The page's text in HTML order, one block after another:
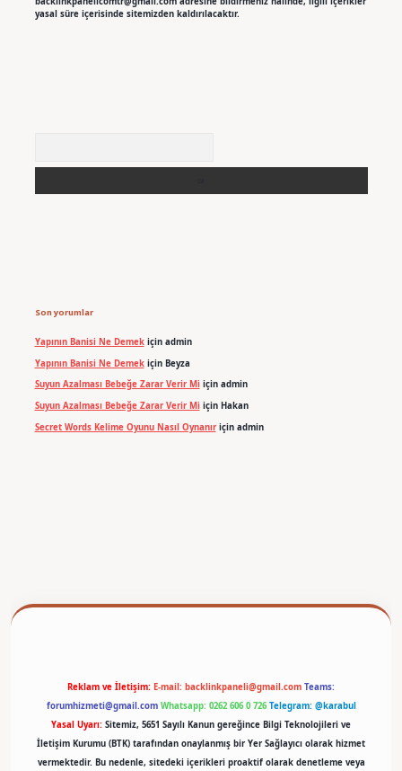
yasal süre içerisinde sitemizden kaldırılacaktır.
Son yorumlar
Yapının Banisi Ne Demekiçin admin
Yapının Banisi Ne Demekiçin Beyza
Suyun Azalması Bebeğe Zarar Verir Miiçin admin
Suyun Azalması Bebeğe Zarar Verir Miiçin Hakan
Secret Words Kelime Oyunu Nasıl Oynanıriçin admin
Reklam ve İletişim: E-mail: backlinkpaneli@gmail.com Teams:
forumhizmeti@gmail.com Whatsapp: 0262 606 0 726 Telegram: @karabul
Yasal Uyarı: Sitemiz, 5651 Sayılı Kanun gereğince Bilgi Teknolojileri ve
İletişim Kurumu (BTK) tarafından onaylanmış bir Yer Sağlayıcı olarak hizmet
vermektedir. Bu nedenle, sitedeki içerikleri proaktif olarak denetleme veya